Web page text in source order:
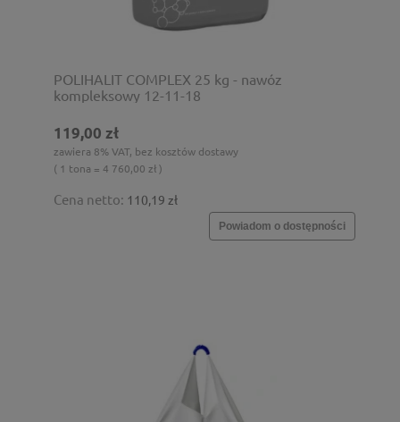
POLIHALIT COMPLEX 25 kg - nawóz
kompleksowy 12-11-18
119,00 zł
zawiera 8% VAT, bez kosztów dostawy
( 1 tona = 4 760,00 zł )
Cena netto: 110,19 zł
Powiadom o dostępności